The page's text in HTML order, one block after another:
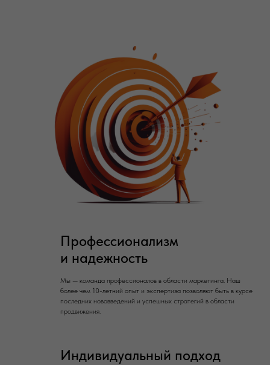
Профессионализм
и надежность
Мы — команда профессионалов в области маркетинга. Наш
более чем 10-летний опыт и экспертиза позволяют быть в курсе
последних нововведений и успешных стратегий в области
продвижения.
Индивидуальный подход